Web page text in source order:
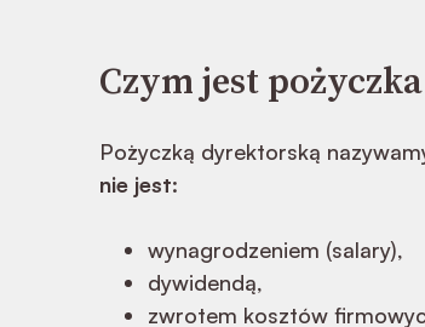
Czym jest
Pożyczką dyrektorską
nie jest:
wynagrodzeniem (salary),
dywidendą,
zwrotem kosztów